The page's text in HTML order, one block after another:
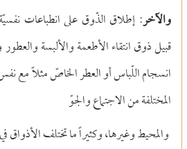
والآخر: إطلاق الذّوق على انطباعات
قبيل ذوق انتقاء الأطعمة والألبسة
انسجام اللّباس أو العطر الخاصّ مثلاً مع نفس
المختلفة من الاجتماع والجوّ
والمحيط وغيرها، وكثيراً ما تختلف